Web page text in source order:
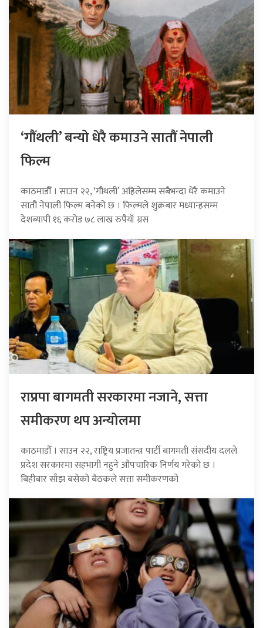
‘गौंथली’ बन्यो धेरै कमाउने सातौं नेपाली
फिल्म
काठमाडौँ । साउन २२, ‘गौंथली’ अहिलेसम्म सबैभन्दा धेरै कमाउने
सातौं नेपाली फिल्म बनेको छ । फिल्मले शुक्रबार मध्यान्हसम्म
देशब्यापी १६ करोड ७८ लाख रुपैयाँ ग्रस
राप्रपा बागमती सरकारमा नजाने, सत्ता
समीकरण थप अन्योलमा
काठमाडौँ । साउन २२, राष्ट्रिय प्रजातन्त्र पार्टी बागमती संसदीय दलले
प्रदेश सरकारमा सहभागी नहुने औपचारिक निर्णय गरेको छ ।
बिहीबार साँझ बसेको बैठकले सत्ता समीकरणको